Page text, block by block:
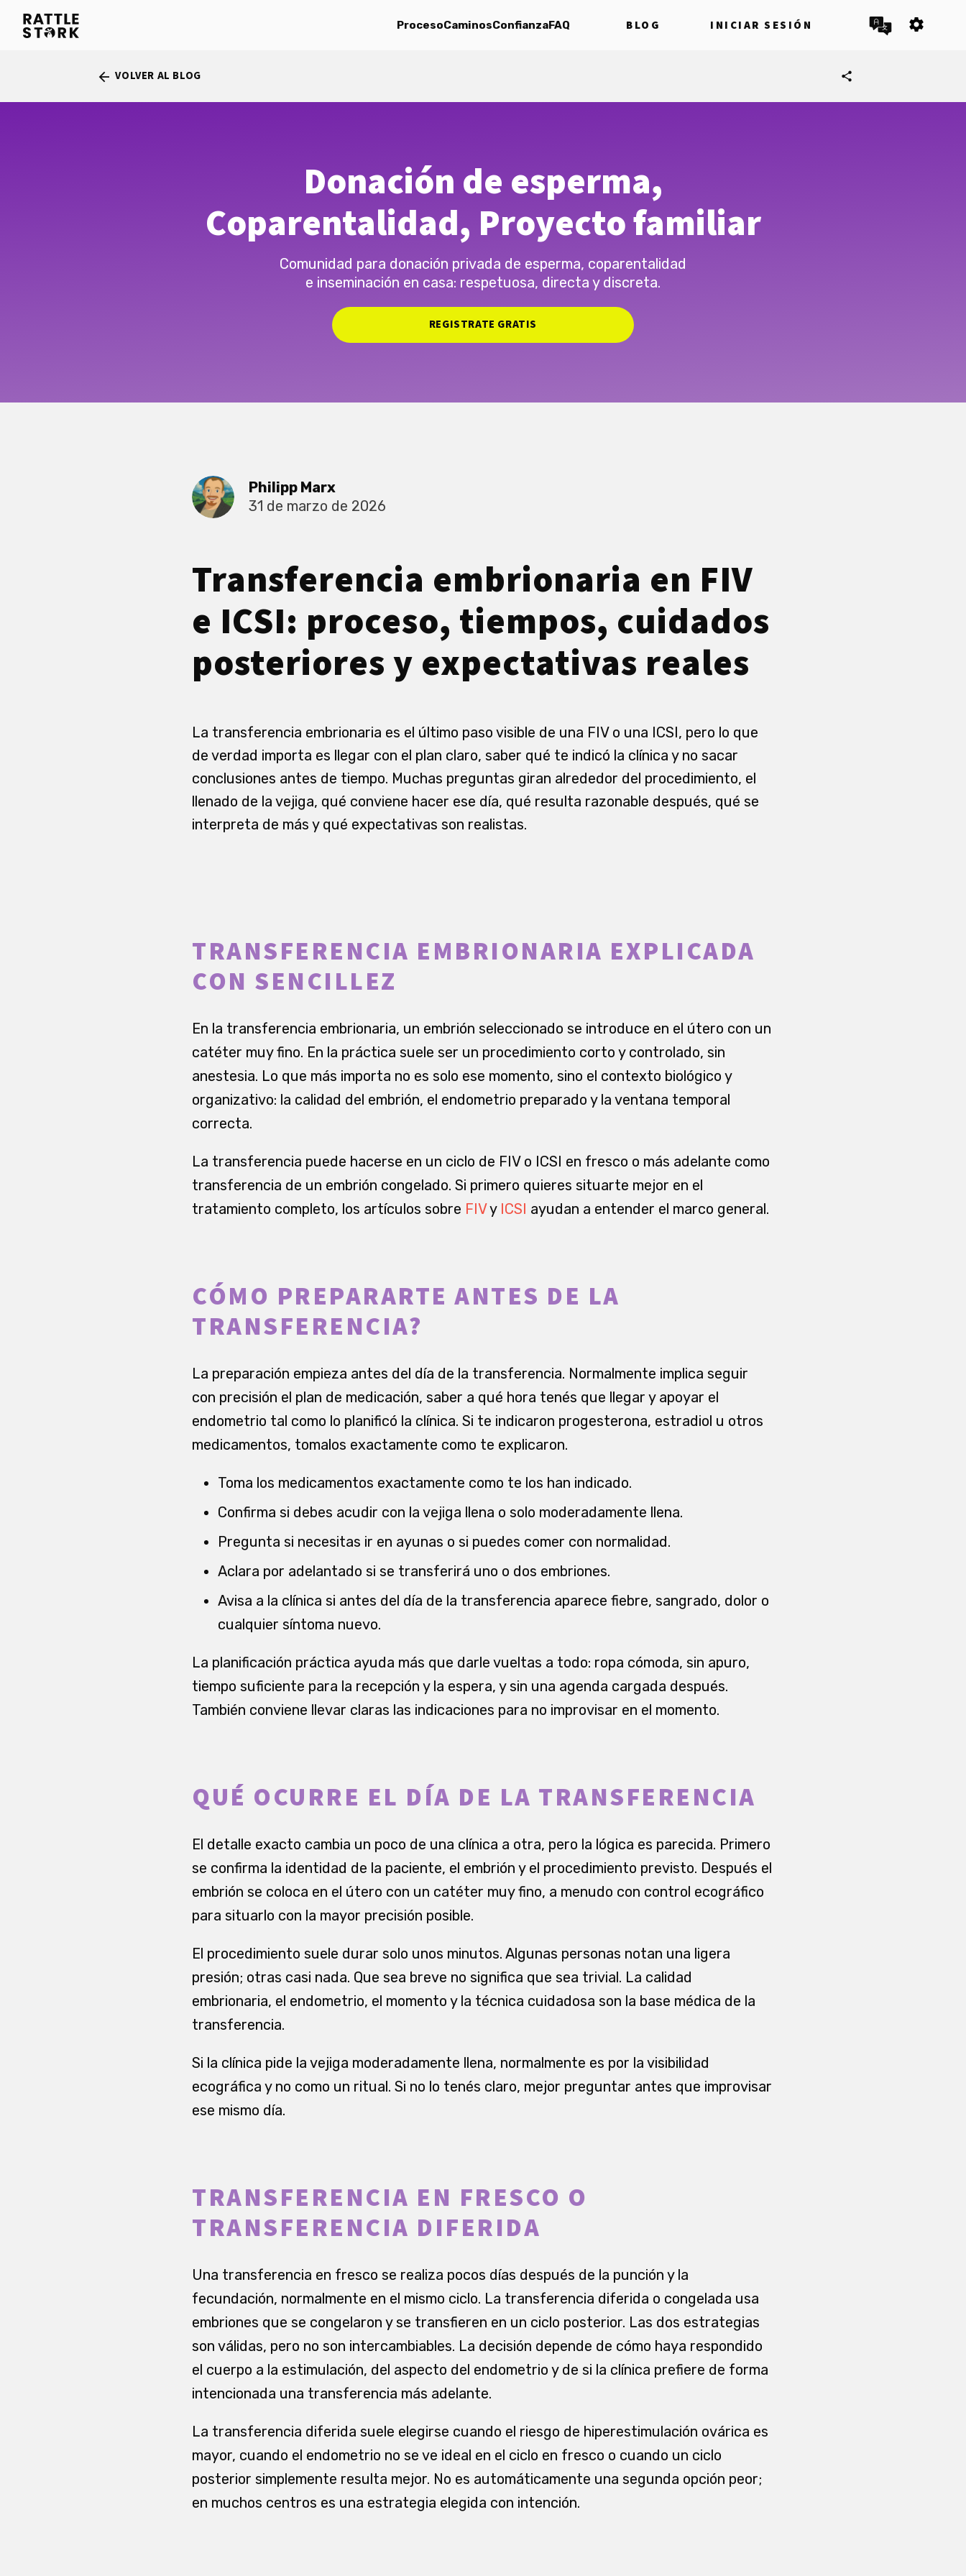
ProcesoCaminosConfianzaFAQ BLOG INICIAR SESIÓN settings
arrow_back VOLVER AL BLOG share
Donación de esperma,
Coparentalidad, Proyecto familiar
Comunidad para donación privada de esperma, coparentalidad
e inseminación en casa: respetuosa, directa y discreta.
REGISTRATE GRATIS
Philipp Marx
31 de marzo de 2026
Transferencia embrionaria en FIV
e ICSI: proceso, tiempos, cuidados
posteriores y expectativas reales
La transferencia embrionaria es el último paso visible de una FIV o una ICSI, pero lo que
de verdad importa es llegar con el plan claro, saber qué te indicó la clínica y no sacar
conclusiones antes de tiempo. Muchas preguntas giran alrededor del procedimiento, el
llenado de la vejiga, qué conviene hacer ese día, qué resulta razonable después, qué se
interpreta de más y qué expectativas son realistas.
TRANSFERENCIA EMBRIONARIA EXPLICADA
CON SENCILLEZ
En la transferencia embrionaria, un embrión seleccionado se introduce en el útero con un
catéter muy fino. En la práctica suele ser un procedimiento corto y controlado, sin
anestesia. Lo que más importa no es solo ese momento, sino el contexto biológico y
organizativo: la calidad del embrión, el endometrio preparado y la ventana temporal
correcta.
La transferencia puede hacerse en un ciclo de FIV o ICSI en fresco o más adelante como
transferencia de un embrión congelado. Si primero quieres situarte mejor en el
tratamiento completo, los artículos sobre FIVy ICSI ayudan a entender el marco general.
CÓMO PREPARARTE ANTES DE LA
TRANSFERENCIA?
La preparación empieza antes del día de la transferencia. Normalmente implica seguir
con precisión el plan de medicación, saber a qué hora tenés que llegar y apoyar el
endometrio tal como lo planificó la clínica. Si te indicaron progesterona, estradiol u otros
medicamentos, tomalos exactamente como te explicaron.
Toma los medicamentos exactamente como te los han indicado.
Confirma si debes acudir con la vejiga llena o solo moderadamente llena.
Pregunta si necesitas ir en ayunas o si puedes comer con normalidad.
Aclara por adelantado si se transferirá uno o dos embriones.
Avisa a la clínica si antes del día de la transferencia aparece fiebre, sangrado, dolor o
cualquier síntoma nuevo.
La planificación práctica ayuda más que darle vueltas a todo: ropa cómoda, sin apuro,
tiempo suficiente para la recepción y la espera, y sin una agenda cargada después.
También conviene llevar claras las indicaciones para no improvisar en el momento.
QUÉ OCURRE EL DÍA DE LA TRANSFERENCIA
El detalle exacto cambia un poco de una clínica a otra, pero la lógica es parecida. Primero
se confirma la identidad de la paciente, el embrión y el procedimiento previsto. Después el
embrión se coloca en el útero con un catéter muy fino, a menudo con control ecográfico
para situarlo con la mayor precisión posible.
El procedimiento suele durar solo unos minutos. Algunas personas notan una ligera
presión; otras casi nada. Que sea breve no significa que sea trivial. La calidad
embrionaria, el endometrio, el momento y la técnica cuidadosa son la base médica de la
transferencia.
Si la clínica pide la vejiga moderadamente llena, normalmente es por la visibilidad
ecográfica y no como un ritual. Si no lo tenés claro, mejor preguntar antes que improvisar
ese mismo día.
TRANSFERENCIA EN FRESCO O
TRANSFERENCIA DIFERIDA
Una transferencia en fresco se realiza pocos días después de la punción y la
fecundación, normalmente en el mismo ciclo. La transferencia diferida o congelada usa
embriones que se congelaron y se transfieren en un ciclo posterior. Las dos estrategias
son válidas, pero no son intercambiables. La decisión depende de cómo haya respondido
el cuerpo a la estimulación, del aspecto del endometrio y de si la clínica prefiere de forma
intencionada una transferencia más adelante.
La transferencia diferida suele elegirse cuando el riesgo de hiperestimulación ovárica es
mayor, cuando el endometrio no se ve ideal en el ciclo en fresco o cuando un ciclo
posterior simplemente resulta mejor. No es automáticamente una segunda opción peor;
en muchos centros es una estrategia elegida con intención.